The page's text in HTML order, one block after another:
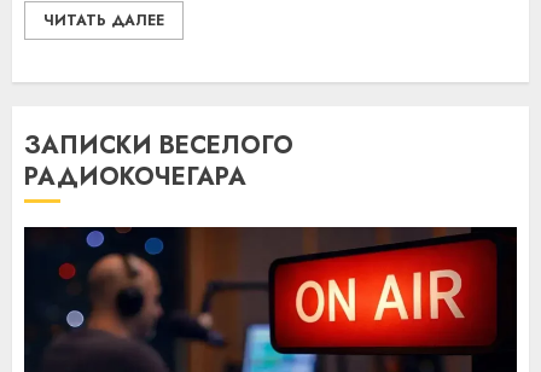
ЧИТАТЬ ДАЛЕЕ
ЗАПИСКИ ВЕСЕЛОГО
РАДИОКОЧЕГАРА